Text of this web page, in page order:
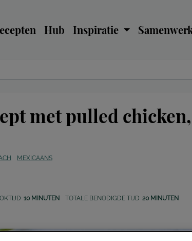
Hub Inspiratie
met pulled
MEXICAANS
10 MINUTEN TOTALE BENODIGDE TIJD 20 MINUTEN